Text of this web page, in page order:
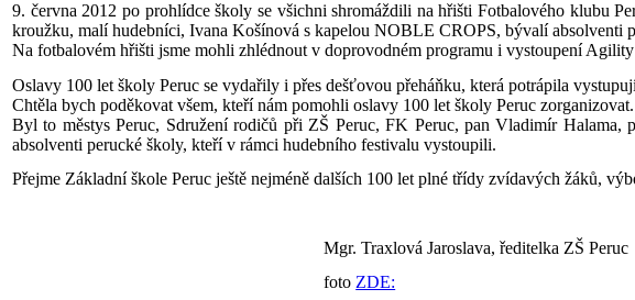
9. června 2012 po prohlídce školy se všichni shromáždili na hřišti Fotbalového klubu
kroužku, malí hudebníci, Ivana Košínová s kapelou NOBLE CROPS, bývalí
Na fotbalovém hřišti jsme mohli zhlédnout v doprovodném programu i vystoupení
Oslavy 100 let školy Peruc se vydařily i přes dešťovou přeháňku, která potrápila
Chtěla bych poděkovat všem, kteří nám pomohli oslavy 100 let školy Peruc zorganizovat.
Byl to městys Peruc, Sdružení rodičů při ZŠ Peruc, FK Peruc, pan Vladimír
absolventi perucké školy, kteří v rámci hudebního festivalu vystoupili.
Přejme Základní škole Peruc ještě nejméně dalších 100 let plné třídy zvídavých žáků,
Mgr. Traxlová Jaroslava, ředitelka ZŠ Peruc
foto ZDE: